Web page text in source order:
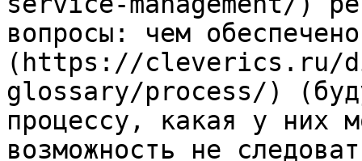
вопросы: чем
(https://cleverics.ru/
glossary/process/)
процессу, какая у них
возможность не